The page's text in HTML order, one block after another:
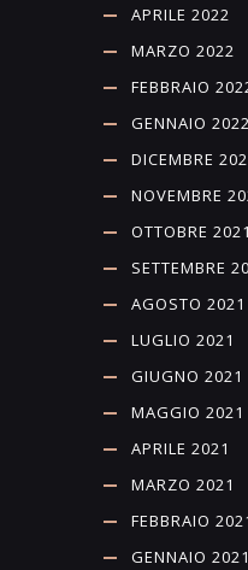
APRILE 2022
MARZO 2022
FEBBRAIO
GENNAIO 2022
DICEMBRE
NOVEMBRE
OTTOBRE 2021
SETTEMBRE
AGOSTO 2021
LUGLIO 2021
GIUGNO 2021
MAGGIO 2021
APRILE 2021
MARZO 2021
FEBBRAIO
GENNAIO 2021